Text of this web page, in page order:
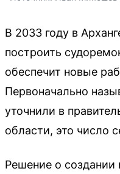
В 2033 году в
построить
обеспечит новые
Первоначально
уточнили в
области, это число
Решение о создании